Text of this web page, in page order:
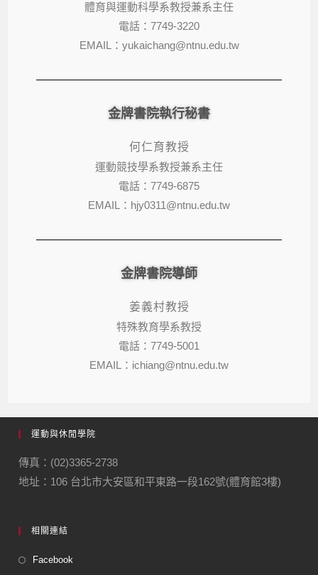
體育與運動科學系教授兼系主任
電話：7749-3220
EMAIL：yukaichang@ntnu.edu.tw
金牌書院執行秘書
何仁育教授
運動競技學系教授兼系主任
電話：7749-6875
EMAIL：hjy0311@ntnu.edu.tw
金牌書院導師
姜義村教授
特殊教育學系教授
電話：7749-5001
EMAIL：ichiang@ntnu.edu.tw
運動與休閒學院
傳真：(02)3365-2738
地址：106 台北市大安區和平東路一段162號(體育館3樓)
相關連結
Facebook